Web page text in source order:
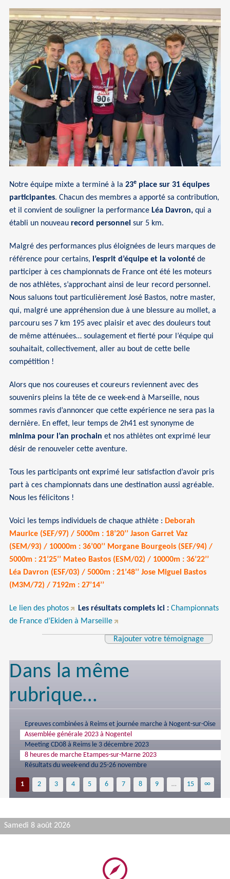
Notre équipe mixte a terminé à la23e place sur 31 équipes
participantes. Chacun des membres a apporté sa contribution,
et il convient de souligner la performance Léa Davron, qui a
établi un nouveaurecord personnelsur 5 km.
Malgré des performances plus éloignées de leurs marques de
référence pour certains,
l’esprit d’équipe et la volonté de
participer à ces championnats de France ont été les moteurs
de nos athlètes, s’approchant ainsi de leur record personnel.
Nous saluons tout particulièrement José Bastos, notre master,
qui, malgré une appréhension due à une blessure au mollet, a
parcouru ses 7 km 195 avec plaisir et avec des douleurs tout
de même atténuées… soulagement et fierté pour l’équipe qui
souhaitait, collectivement, aller au bout de cette belle
compétition !
Alors que nos coureuses et coureurs reviennent avec des
souvenirs pleins la tête de ce week-end à Marseille, nous
sommes ravis d’annoncer que cette expérience ne sera pas la
dernière. En effet, leur temps de 2h41 est synonyme de
minima pour l’an prochain et nos athlètes ont exprimé leur
désir de renouveler cette aventure.
Tous les participants ont exprimé leur satisfaction d’avoir pris
part à ces championnats dans une destination aussi agréable.
Nous les félicitons !
Voici les temps individuels de chaque athlète : Deborah
Maurice (SEF/97) / 5000m : 18’20’’ Jason Garret Vaz
(SEM/93) / 10000m : 36’00’’ Morgane Bourgeois (SEF/94) /
5000m : 21’25’’ Mateo Bastos (ESM/02) / 10000m : 36’22’’
Léa Davron (ESF/03) / 5000m : 21’48’’ Jose Miguel Bastos
(M3M/72) / 7192m : 27’14’’
Le lien des photos Les résultats complets ici : Championnats
de France d’Ekiden à Marseille
Rajouter votre témoignage
Dans la même
rubrique…
Epreuves combinées à Reims et journée marche à Nogent-sur-Oise
Assemblée générale 2023 à Nogentel
Meeting CD08 à Reims le 3 décembre 2023
8 heures de marche Etampes-sur-Marne 2023
Résultats du week-end du 25-26 novembre
1 2 3 4 5 6 7 8 9 … 15 ∞
Samedi 8 août 2026